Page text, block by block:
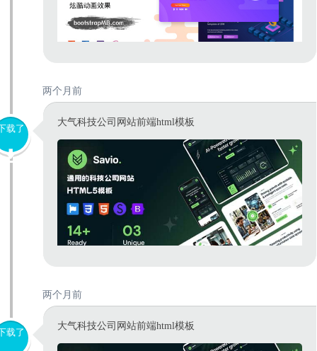
两个月前
载了
大气科技公司网站前端html模板
两个月前
载了
大气科技公司网站前端html模板